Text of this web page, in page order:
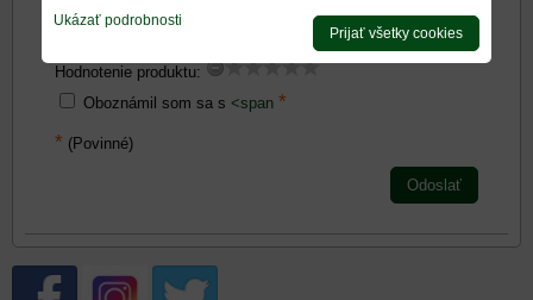
jedna položka je povinná.
Hodnotenie produktu:
Oboznámil som sa s <span *
* (Povinné)
Odoslať
Ukázať podrobnosti
Prijať všetky cookies